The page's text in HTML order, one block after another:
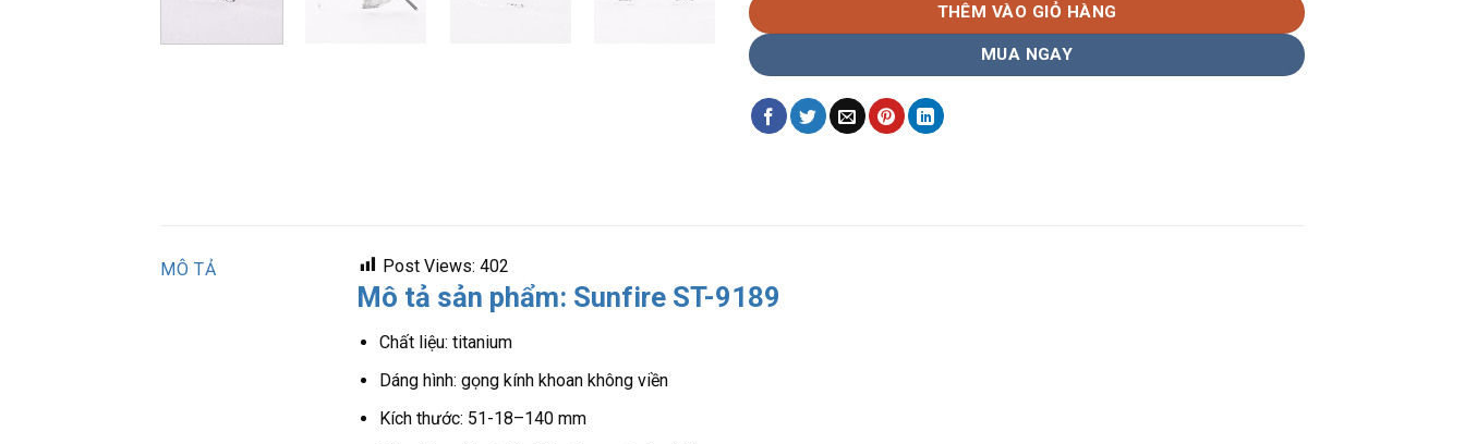
THÊM VÀO GIỎ HÀNG
MUA NGAY
MÔ TẢ Post Views: 402
Mô tả sản phẩm: Sunfire ST-9189
Chất liệu: titanium
Dáng hình: gọng kính khoan không viền
Kích thước: 51-18–140 mm